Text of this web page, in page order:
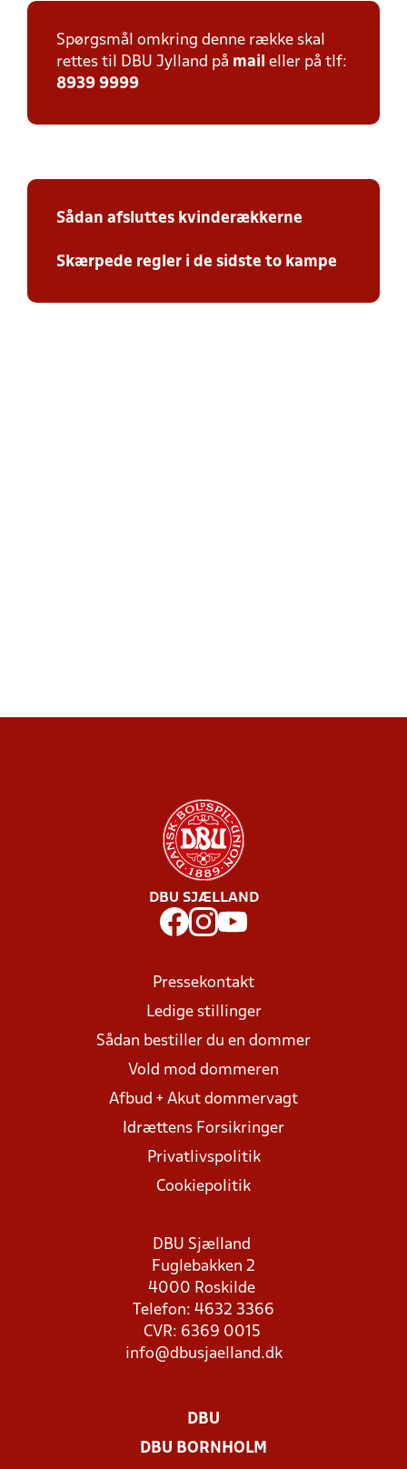
Spørgsmål omkring denne række skal
rettes til DBU Jylland på mail eller på tlf:
8939 9999
Sådan afsluttes kvinderækkerne
Skærpede regler i de sidste to kampe
DBU SJÆLLAND
Pressekontakt
Ledige stillinger
Sådan bestiller du en dommer
Vold mod dommeren
Afbud + Akut dommervagt
Idrættens Forsikringer
Privatlivspolitik
Cookiepolitik
DBU Sjælland
Fuglebakken 2
4000 Roskilde
Telefon: 4632 3366
CVR: 6369 0015
info@dbusjaelland.dk
DBU
DBU BORNHOLM